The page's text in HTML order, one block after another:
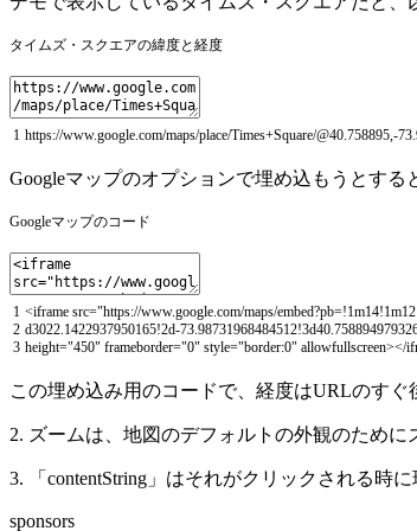
タイムズ・スクエアの緯度と経度
1 https://www.google.com/maps/place/Times+Square/@40.758895,-
Googleマップのオプションで埋め込もうとする
Googleマップのコード
1
2
3
<iframe src="https://www.google.com/maps/
d3022.1422937950165!2d-
height="450" frameborder="0" style="border:0" allowfullscreen></
この埋め込み用のコードで、経度はURLのすぐ
2. ズームは、地図のデフォルトの外観のため
3. 「contentString」はそれがクリックされる時
sponsors